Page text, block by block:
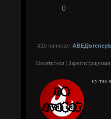
0
#10 написал:
Посетители |
ну так